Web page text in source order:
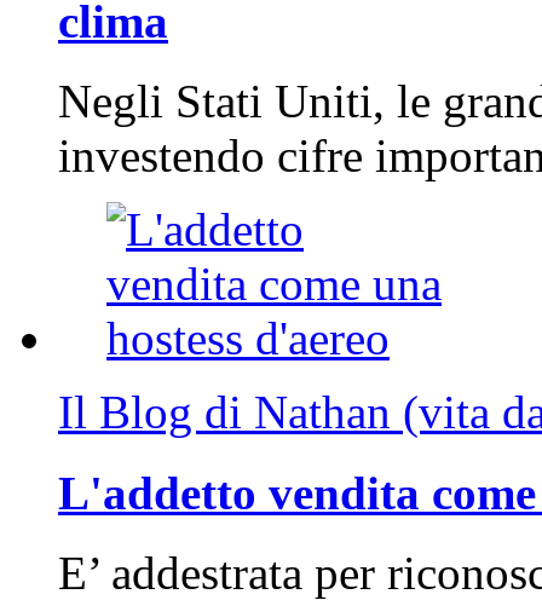
clima
Negli Stati Uniti, le
investendo cifre
Il Blog di Nathan (vita
L'addetto vendita
E’ addestrata per